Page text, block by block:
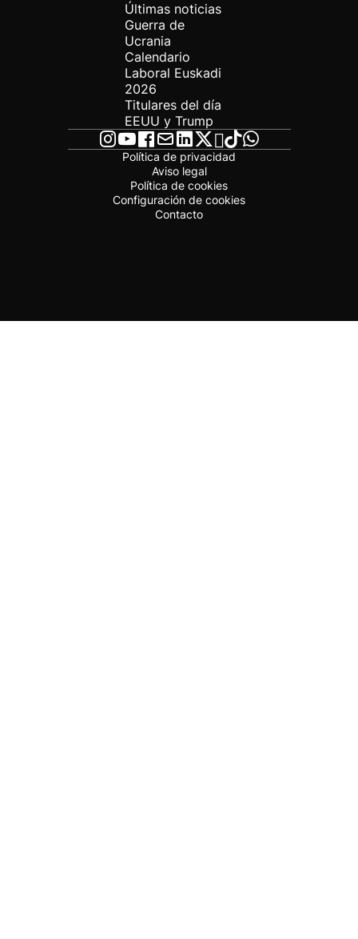
Últimas noticias
Guerra de
Ucrania
Calendario
Laboral Euskadi
2026
Titulares del día
EEUU y Trump
Política de privacidad
Aviso legal
Política de cookies
Configuración de cookies
Contacto